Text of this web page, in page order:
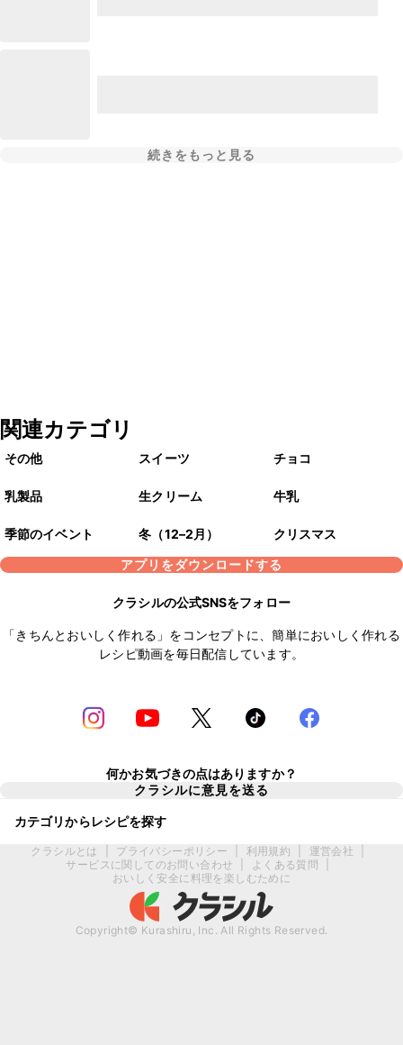
続きをもっと見る
関連カテゴリ
その他 スイーツ チョコ
乳製品 生クリーム 牛乳
季節のイベント 冬（12–2月）
クリスマス
アプリをダウンロードする
クラシルの公式SNSをフォロー
「きちんとおいしく作れる」をコンセプトに、簡単においしく作れる
レシピ動画を毎日配信しています。
何かお気づきの点はありますか？
クラシルに意見を送る
カテゴリからレシピを探す
クラシルとは プライバシーポリシー 利用規約 運営会社
サービスに関してのお問い合わせ
よくある質問
おいしく安全に料理を楽しむために
Copyright© Kurashiru, Inc. All Rights Reserved.